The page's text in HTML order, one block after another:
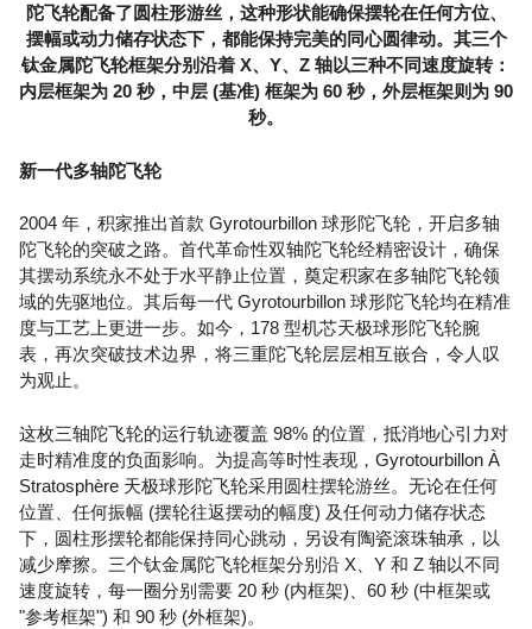
陀飞轮配备了圆柱形游丝，这种形状能确保摆轮在任何方位、
摆幅或动力储存状态下，都能保持完美的同心圆律动。其三个
钛金属陀飞轮框架分别沿着 X、Y、Z 轴以三种不同速度旋转：
内层框架为 20 秒，中层 (基准) 框架为 60 秒，外层框架则为 90
秒。
新一代多轴陀飞轮
2004 年，积家推出首款 Gyrotourbillon 球形陀飞轮，开启多轴
陀飞轮的突破之路。首代革命性双轴陀飞轮经精密设计，确保
其摆动系统永不处于水平静止位置，奠定积家在多轴陀飞轮领
域的先驱地位。其后每一代 Gyrotourbillon 球形陀飞轮均在精准
度与工艺上更进一步。如今，178 型机芯天极球形陀飞轮腕
表，再次突破技术边界，将三重陀飞轮层层相互嵌合，令人叹
为观止。
这枚三轴陀飞轮的运行轨迹覆盖 98% 的位置，抵消地心引力对
走时精准度的负面影响。为提高等时性表现，Gyrotourbillon À
Stratosphère 天极球形陀飞轮采用圆柱摆轮游丝。无论在任何
位置、任何振幅 (摆轮往返摆动的幅度) 及任何动力储存状态
下，圆柱形摆轮都能保持同心跳动，另设有陶瓷滚珠轴承，以
减少摩擦。三个钛金属陀飞轮框架分别沿 X、Y 和 Z 轴以不同
速度旋转，每一圈分别需要 20 秒 (内框架)、60 秒 (中框架或
"参考框架") 和 90 秒 (外框架)。